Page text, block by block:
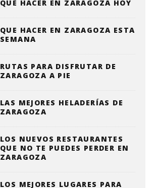
QUÉ HACER EN ZARAGOZA HOY
QUE HACER EN ZARAGOZA ESTA
SEMANA
RUTAS PARA DISFRUTAR DE
ZARAGOZA A PIE
LAS MEJORES HELADERÍAS DE
ZARAGOZA
LOS NUEVOS RESTAURANTES
QUE NO TE PUEDES PERDER EN
ZARAGOZA
LOS MEJORES LUGARES PARA